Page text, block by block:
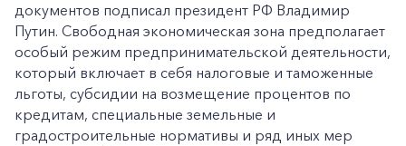
документов подписал президент РФ Владимир
Путин. Свободная экономическая зона предполагает
особый режим предпринимательской деятельности,
который включает в себя налоговые и таможенные
льготы, субсидии на возмещение процентов по
кредитам, специальные земельные и
градостроительные нормативы и ряд иных мер